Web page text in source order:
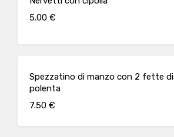
5.00 €
Spezzatino di manzo con 2 fette di
polenta
7.50 €